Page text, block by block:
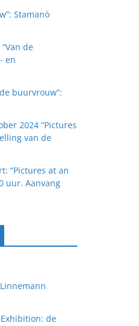
Stamanò
de
en
buurvrouw”:
2024 “Pictures
van de
“Pictures at an
uur. Aanvang
de